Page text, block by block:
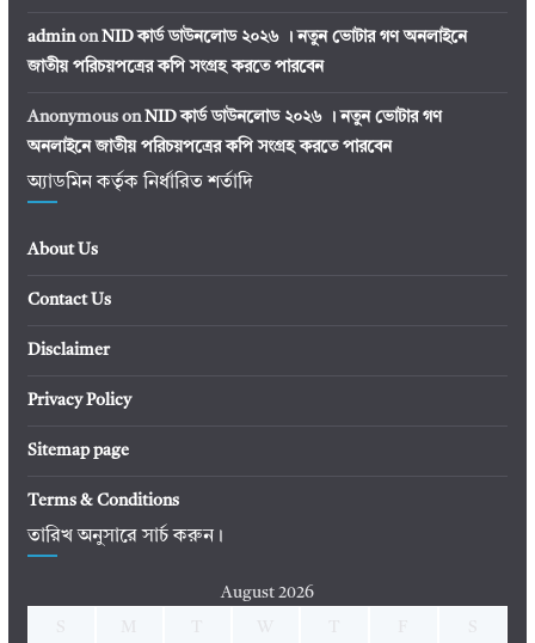
adminonNID কার্ড ডাউনলোড ২০২৬ । নতুন ভোটার গণ অনলাইনে
জাতীয় পরিচয়পত্রের কপি সংগ্রহ করতে পারবেন
AnonymousonNID কার্ড ডাউনলোড ২০২৬ । নতুন ভোটার গণ
অনলাইনে জাতীয় পরিচয়পত্রের কপি সংগ্রহ করতে পারবেন
অ্যাডমিন কর্তৃক নির্ধারিত শর্তাদি
About Us
Contact Us
Disclaimer
Privacy Policy
Sitemap page
Terms & Conditions
তারিখ অনুসারে সার্চ করুন।
August 2026